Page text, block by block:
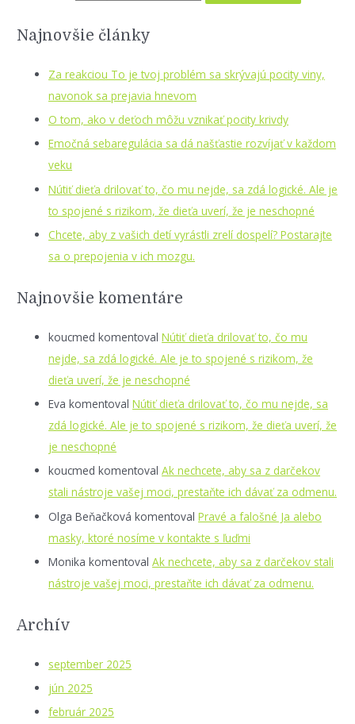
Najnovšie články
Za reakciou To je tvoj problém sa skrývajú pocity viny,
navonok sa prejavia hnevom
O tom, ako v deťoch môžu vznikať pocity krivdy
Emočná sebaregulácia sa dá našťastie rozvíjať v každom
veku
Nútiť dieťa drilovať to, čo mu nejde, sa zdá logické. Ale je
to spojené s rizikom, že dieťa uverí, že je neschopné
Chcete, aby z vašich detí vyrástli zrelí dospelí? Postarajte
sa o prepojenia v ich mozgu.
Najnovšie komentáre
koucmed komentovalNútiť dieťa drilovať to, čo mu
nejde, sa zdá logické. Ale je to spojené s rizikom, že
dieťa uverí, že je neschopné
Eva komentovalNútiť dieťa drilovať to, čo mu nejde, sa
zdá logické. Ale je to spojené s rizikom, že dieťa uverí, že
je neschopné
koucmed komentovalAk nechcete, aby sa z darčekov
stali nástroje vašej moci, prestaňte ich dávať za odmenu.
Olga Beňačková komentovalPravé a falošné Ja alebo
masky, ktoré nosíme v kontakte s ľuďmi
Monika komentovalAk nechcete, aby sa z darčekov stali
nástroje vašej moci, prestaňte ich dávať za odmenu.
Archív
september 2025
jún 2025
február 2025